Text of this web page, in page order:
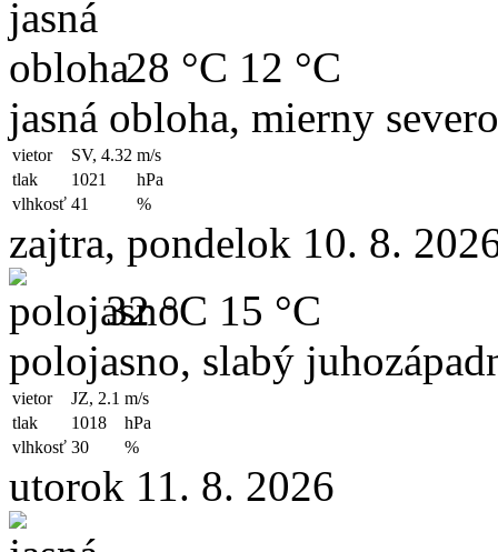
28 °C 12 °C
jasná obloha, mierny
vietor SV, 4.32 m/s
tlak
1021
hPa
vlhkosť 41 %
zajtra, pondelok 10. 8.
32 °C 15 °C
polojasno, slabý
vietor JZ, 2.1 m/s
tlak
1018
hPa
vlhkosť 30 %
utorok 11. 8. 2026